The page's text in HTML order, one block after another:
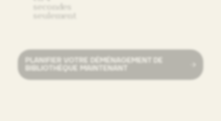
secondes
seulement
PLANIFIER VOTRE DÉMÉNAGEMENT DE
BIBLIOTHÈQUE MAINTENANT